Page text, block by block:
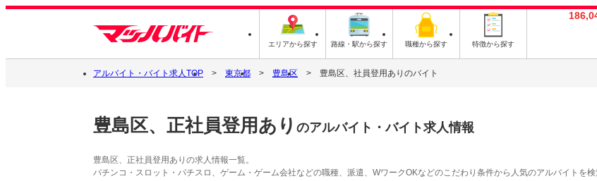
エリアから探す 路線・駅から探す 職種から探す 特徴から探す
アルバイト・バイト求人TOP 東京都 豊島区 豊島区、社員登用ありのバイト
豊島区、正社員登用あり のアルバイト・バイト求人情報
豊島区、正社員登用ありの求人情報一覧。
パチンコ・スロット・パチスロ、ゲーム・ゲーム会社などの職種、派遣、WワークOKなどのこだわり条件から人気のアルバイトを検